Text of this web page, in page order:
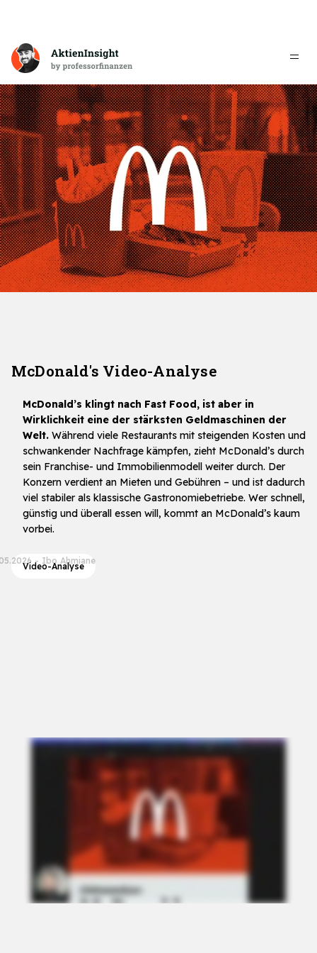
McDonald's Video-Analyse
McDonald’s klingt nach Fast Food, ist aber in
Wirklichkeit eine der stärksten Geldmaschinen der
Welt. Während viele Restaurants mit steigenden Kosten und
schwankender Nachfrage kämpfen, zieht McDonald’s durch
sein Franchise- und Immobilienmodell weiter durch. Der
Konzern verdient an Mieten und Gebühren – und ist dadurch
viel stabiler als klassische Gastronomiebetriebe. Wer schnell,
günstig und überall essen will, kommt an McDonald’s kaum
vorbei.
- Ibo Ahmiane
Video-Analyse